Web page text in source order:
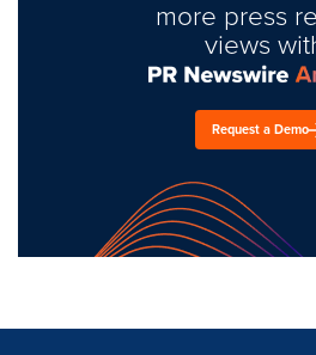
more press
views
Request a Demo